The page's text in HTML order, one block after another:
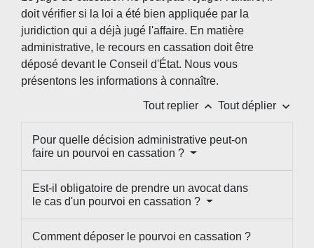
doit vérifier si la loi a été bien appliquée par la
juridiction qui a déjà jugé l'affaire. En matière
administrative, le recours en cassation doit être
déposé devant le Conseil d'État. Nous vous
présentons les informations à connaître.
Tout replier keyboard_arrow_up Tout déplier keyboard_arrow_down
Pour quelle décision administrative peut-on
faire un pourvoi en cassation ?
Est-il obligatoire de prendre un avocat dans
le cas d'un pourvoi en cassation ?
Comment déposer le pourvoi en cassation ?